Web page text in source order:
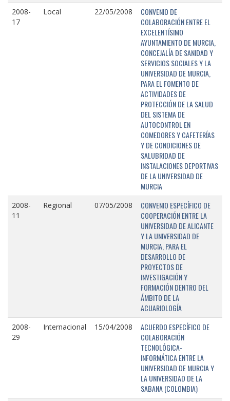
2008-
17
Local 22/05/2008
CONVENIO DE
COLABORACIÓN ENTRE EL
EXCELENTÍSIMO
AYUNTAMIENTO DE MURCIA,
CONCEJALÍA DE SANIDAD Y
SERVICIOS SOCIALES Y LA
UNIVERSIDAD DE MURCIA,
PARA EL FOMENTO DE
ACTIVIDADES DE
PROTECCIÓN DE LA SALUD
DEL SISTEMA DE
AUTOCONTROL EN
COMEDORES Y CAFETERÍAS
Y DE CONDICIONES DE
SALUBRIDAD DE
INSTALACIONES DEPORTIVAS
DE LA UNIVERSIDAD DE
MURCIA
2008-
11
Regional 07/05/2008
CONVENIO ESPECÍFICO DE
COOPERACIÓN ENTRE LA
UNIVERSIDAD DE ALICANTE
Y LA UNIVERSIDAD DE
MURCIA, PARA EL
DESARROLLO DE
PROYECTOS DE
INVESTIGACIÓN Y
FORMACIÓN DENTRO DEL
ÁMBITO DE LA
ACUARIOLOGÍA
2008-
29
Internacional 15/04/2008
ACUERDO ESPECÍFICO DE
COLABORACIÓN
TECNOLÓGICA-
INFORMÁTICA ENTRE LA
UNIVERSIDAD DE MURCIA Y
LA UNIVERSIDAD DE LA
SABANA (COLOMBIA)